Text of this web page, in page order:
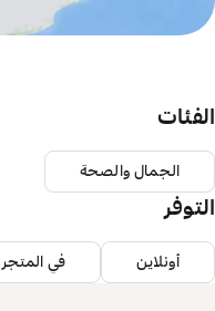
الفئات
الجمال والصحة
التوفر
أونلاين في المتجر